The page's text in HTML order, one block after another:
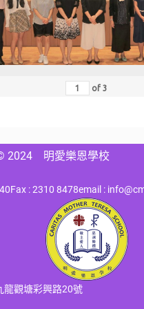
of3
2024 明愛樂恩學校
Fax : 2310 8478email :
龍觀塘彩興路20號